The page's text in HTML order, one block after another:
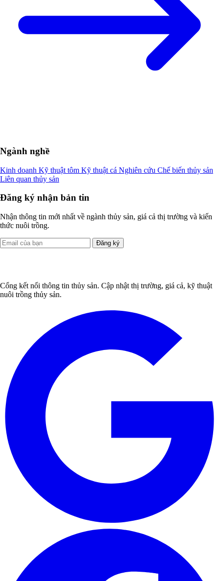
Ngành nghề
Kinh doanh Kỹ thuật tôm Kỹ thuật cá Nghiên cứu Chế biến thủy sản
Liên quan thủy sản
Đăng ký nhận bản tin
Nhận thông tin mới nhất về ngành thủy sản, giá cả thị trường và kiến
thức nuôi trồng.
Đăng ký
Cổng kết nối thông tin thủy sản. Cập nhật thị trường, giá cả, kỹ thuật
nuôi trồng thủy sản.